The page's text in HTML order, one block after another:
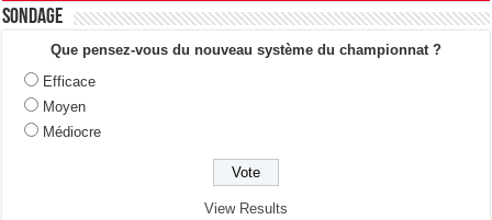
Sondage
Que pensez-vous du nouveau système du championnat ?
Efficace
Moyen
Médiocre
View Results